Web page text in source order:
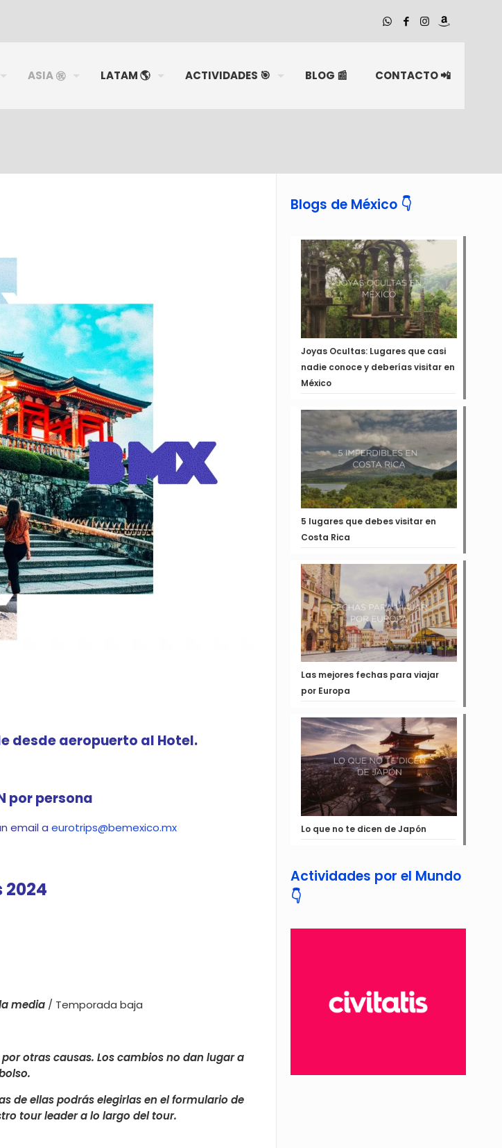
ASIA ㊗️ LATAM 🌎 ACTIVIDADES 🎯 BLOG 📰 CONTACTO 📲
desde aeropuerto al Hotel.
por persona
email aeurotrips@bemexico.mx
media / Temporada baja
otras causas. Los cambios no dan lugar a
de ellas podrás elegirlas en el formulario de
tour leader a lo largo del tour.
Blogs de México 👇
Joyas Ocultas: Lugares que casi
nadie conoce y deberías visitar en
México
5 lugares que debes visitar en
Costa Rica
Las mejores fechas para viajar
por Europa
Lo que no te dicen de Japón
Actividades por el Mundo
👇